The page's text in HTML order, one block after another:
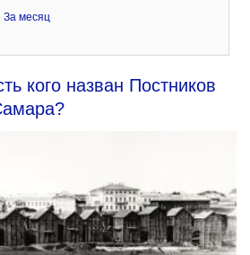
За месяц
кого назван Постников